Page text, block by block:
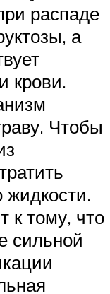
распаде
а
крови.
Чтобы
жидкости.
к тому, что
сильной